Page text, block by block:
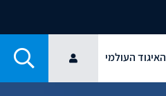
האיגוד העולמי